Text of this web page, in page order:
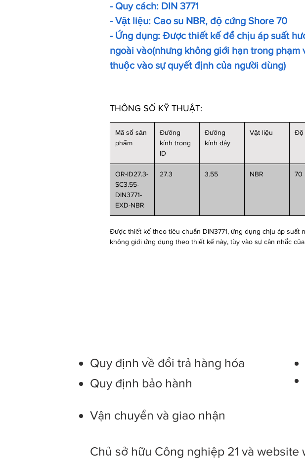
- Quy cách: DIN 3771
- Vật liệu: Cao su NBR, độ cứng Shore 70
- Ứng dụng: Được thiết kế để chịu áp suất
ngoài vào(nhưng không giới hạn trong phạm
thuộc vào sự quyết định của người dùng)
THÔNG SỐ KỸ THUẬT:
Mã số sản
phẩm
Đường
kính trong
ID
Đường
kính dây
Vật liệu Độ
OR-ID27.3-
SC3.55-
DIN3771-
EXD-NBR
27.3 3.55 NBR 70
Được thiết kế theo tiêu chuẩn DIN3771, ứng dụng chịu áp suất
không giới ứng dụng theo thiết kế này, tùy vào sự cân nhắc
Quy định về đổi trả hàng hóa
Quy định bảo hành
Vận chuyển và giao nhận
Chủ sở hữu Công nghiệp 21 và website